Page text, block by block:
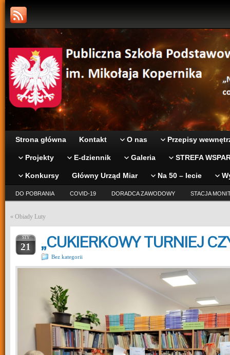
Strona główna Kontakt O nas Przepisy
Projekty E-dziennik Galeria STREFA
Konkursy Główny Urząd Miar Na 50 – lecie
DO POBRANIA COVID-19 DORADCA ZAWODOWY STACJA
« Obiady Luty
STY
21 „CUKIERKOWY TURNIEJ
Bez kategorii